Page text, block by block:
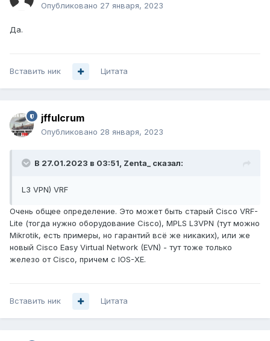
Опубликовано 27 января, 2023
Да.
Вставить ник Цитата
jffulcrum
Опубликовано 28 января, 2023
В 27.01.2023 в 03:51, Zenta_ сказал:
L3 VPN) VRF
Очень общее определение. Это может быть старый Cisco VRF-
Lite (тогда нужно оборудование Cisco), MPLS L3VPN (тут можно
Mikrotik, есть примеры, но гарантий всё же никаких), или же
новый Cisco Easy Virtual Network (EVN) - тут тоже только
железо от Cisco, причем с IOS-XE.
Вставить ник Цитата